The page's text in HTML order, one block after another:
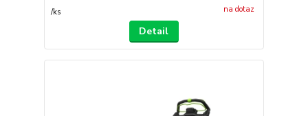
/ks na dotaz
Detail